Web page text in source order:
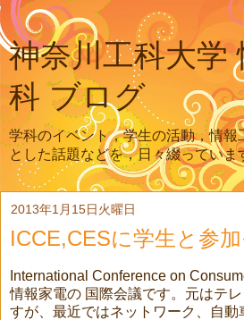
神奈川工科大学
科 ブログ
学科のイベント，学生の活動，情報
とした話題などを，日々綴っていま
2013年1月15日火曜日
ICCE,CESに学生と参
International Conference on
情報家電の 国際会議です。元はテ
すが、最近ではネットワーク、自